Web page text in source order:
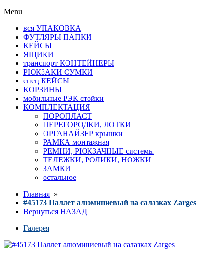
Menu
вся УПАКОВКА
ФУТЛЯРЫ ПАПКИ
КЕЙСЫ
ЯЩИКИ
транспорт КОНТЕЙНЕРЫ
РЮКЗАКИ СУМКИ
спец КЕЙСЫ
КОРЗИНЫ
мобильные РЭК стойки
КОМПЛЕКТАЦИЯ
ПОРОПЛАСТ
ПЕРЕГОРОДКИ, ЛОТКИ
ОРГАНАЙЗЕР крышки
РАМКА монтажная
РЕМНИ, РЮКЗАЧНЫЕ системы
ТЕЛЕЖКИ, РОЛИКИ, НОЖКИ
ЗАМКИ
остальное
Главная »
#45173 Паллет алюминиевый на салазках Zarges
Вернуться НАЗАД
Галерея